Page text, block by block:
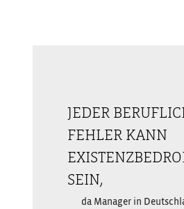
JEDER
FEHLER KANN
SEIN,
da Manager in